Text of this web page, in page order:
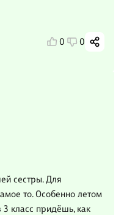
0 0
сестры. Для
то. Особенно летом
класс придёшь, как